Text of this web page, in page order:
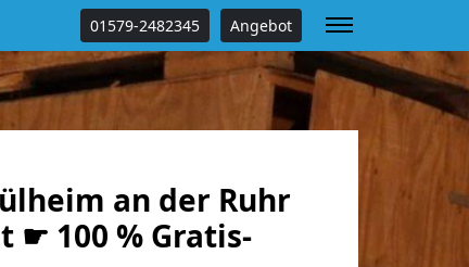
01579-2482345 Angebot
an der Ruhr
☛ 100 % Gratis-